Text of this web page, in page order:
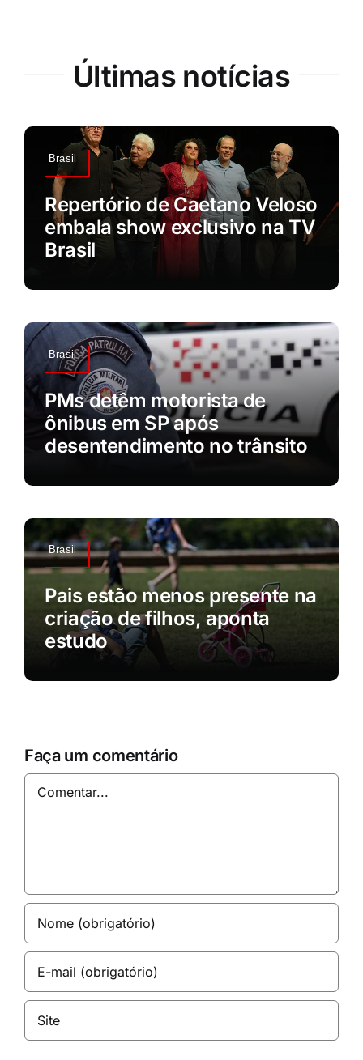
Últimas notícias
Brasil
Repertório de Caetano Veloso
embala show exclusivo na TV
Brasil
Brasil
PMs detêm motorista de
ônibus em SP após
desentendimento no trânsito
Brasil
Pais estão menos presente na
criação de filhos, aponta
estudo
Faça um comentário
Comentar